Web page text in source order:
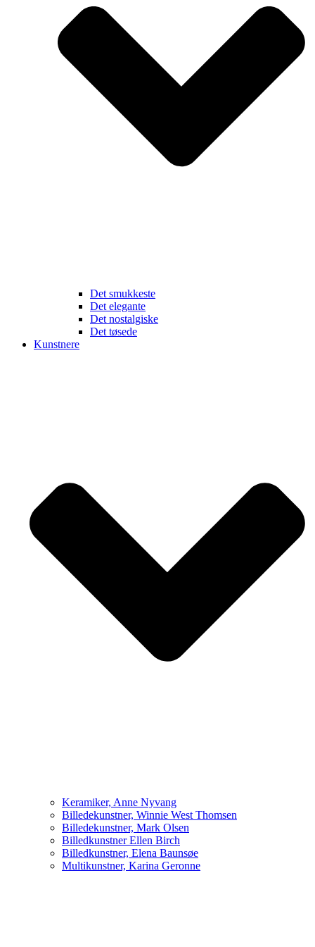
Det smukkeste
Det elegante
Det nostalgiske
Det tøsede
Kunstnere
Keramiker, Anne Nyvang
Billedekunstner, Winnie West Thomsen
Billedekunstner, Mark Olsen
Billedkunstner Ellen Birch
Billedkunstner, Elena Baunsøe
Multikunstner, Karina Geronne